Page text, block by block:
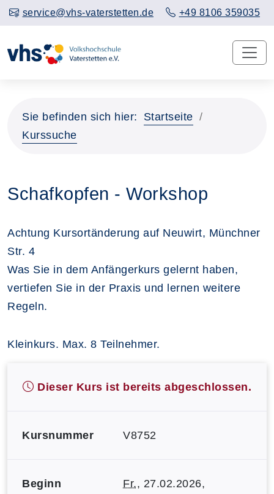
service@vhs-vaterstetten.de +49 8106 359035
Sie befinden sich hier:
Startseite
Kurssuche
Schafkopfen - Workshop
Achtung Kursortänderung auf Neuwirt, Münchner
Str. 4
Was Sie in dem Anfängerkurs gelernt haben,
vertiefen Sie in der Praxis und lernen weitere
Regeln.
Kleinkurs. Max. 8 Teilnehmer.
Dieser Kurs ist bereits abgeschlossen.
Kursnummer V8752
Beginn Fr., 27.02.2026,